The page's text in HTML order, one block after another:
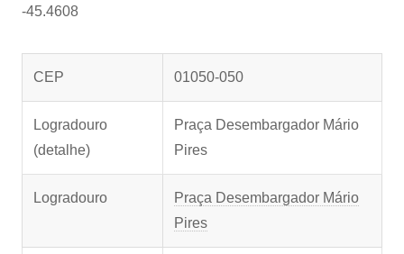
-45.4608
CEP 01050-050
Logradouro
(detalhe)
Praça Desembargador Mário
Pires
Logradouro
Praça Desembargador Mário
Pires